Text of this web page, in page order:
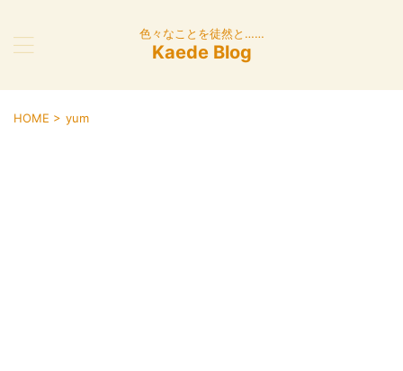
色々なことを徒然と……
Kaede Blog
HOME > yum